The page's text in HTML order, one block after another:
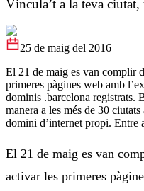
Vincula’t a la teva
25 de maig del 2016
El 21 de maig es van complir
primeres pàgines web amb
dominis .barcelona registrats.
manera a les més de 30
domini d’internet propi.
El 21 de maig es van
activar les primeres